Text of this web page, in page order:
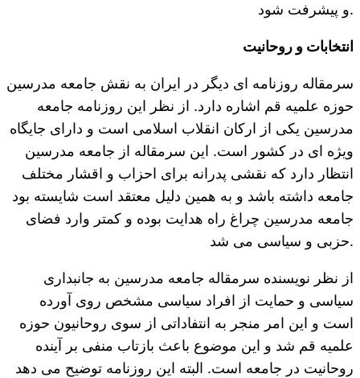
و پیشرفت شود.
انتخابات و روحانیت
سرمقاله روزنامه ای دیگر در ایران به نقش جامعه مدرسین
حوزه علمیه قم اشاره دارد. از نظر این روزنامه جامعه
مدرسین یکی از ارکان انقلاب اسلامی است و دارای جایگاه
ویژه ای در کشور است. این سرمقاله از جامعه مدرسین
انتظار دارد که نقشی پدرانه برای احزاب و اقشار مختلف
جامعه داشته باشد و به همین دلیل معتقد است شایسته بود
جامعه مدرسین چراغ راه هدایت بوده و کمتر وارد فضای
حزبی و سیاسی می شد.
از نظر نویسنده سرمقاله جامعه مدرسین به جانبداری
سیاسی و حمایت از افراد سیاسی مشخص روی آورده
است و این امر منجر به انتفاداتی از سوی روحانیون حوزه
علمیه قم شد و این موضوع باعث بازتاب منفی بر آینده
روحانیت در جامعه است. البته این روزنامه توضیح می دهد